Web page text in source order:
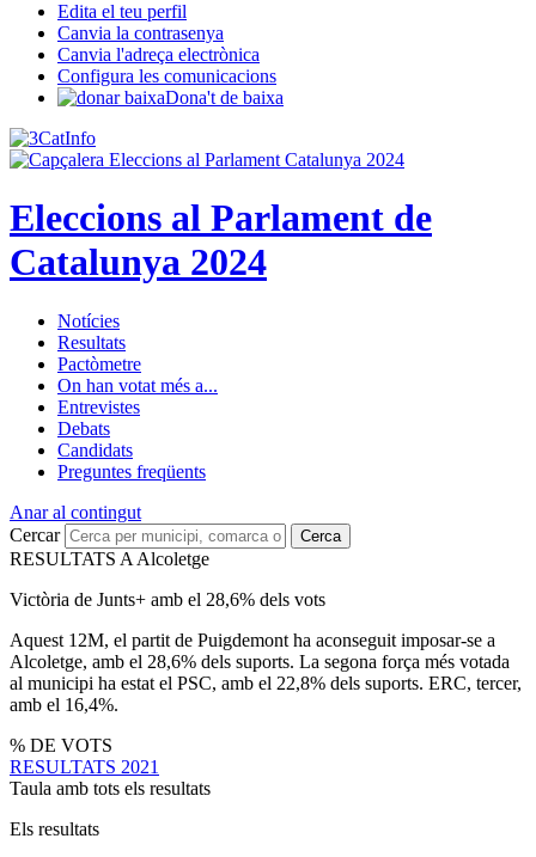
Edita el teu perfil
Canvia la contrasenya
Canvia l'adreça electrònica
Configura les comunicacions
Dona't de baixa
Eleccions al Parlament de
Catalunya 2024
Notícies
Resultats
Pactòmetre
On han votat més a...
Entrevistes
Debats
Candidats
Preguntes freqüents
Anar al contingut
Cercar
Cerca
RESULTATS A Alcoletge
Victòria de Junts+ amb el 28,6% dels vots
Aquest 12M, el partit de Puigdemont ha aconseguit imposar-se a
Alcoletge, amb el 28,6% dels suports. La segona força més votada
al municipi ha estat el PSC, amb el 22,8% dels suports. ERC, tercer,
amb el 16,4%.
% DE VOTS
RESULTATS 2021
Taula amb tots els resultats
Els resultats